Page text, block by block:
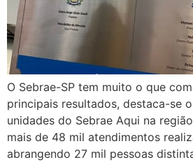
O Sebrae-SP tem muito o que
principais resultados, destaca-se
unidades do Sebrae Aqui na
mais de 48 mil atendimentos
abrangendo 27 mil pessoas